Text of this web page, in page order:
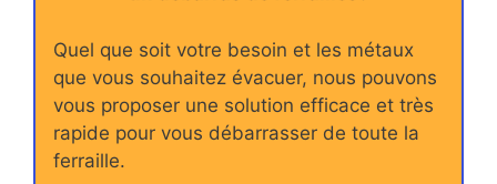
Quel que soit votre besoin et les métaux
que vous souhaitez évacuer, nous pouvons
vous proposer une solution efficace et très
rapide pour vous débarrasser de toute la
ferraille.